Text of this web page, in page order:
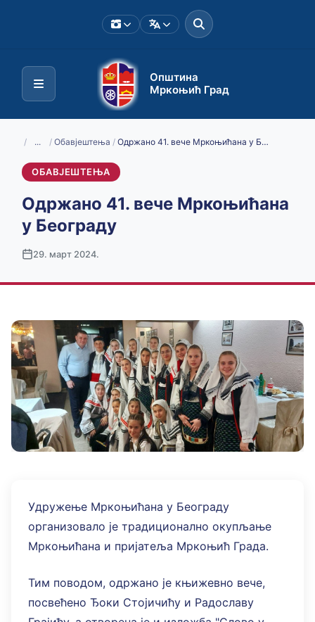
Општина
Мркоњић Град
/ ... / Обавјештења / Одржано 41. вече Мркоњићана у Бeограду
ОБАВЈЕШТЕЊА
Одржано 41. вече Мркоњићана
у Бeограду
29. март 2024.
Удружење Мркоњићана у Београду
организовало је традиционално окупљање
Мркоњићана и пријатеља Мркоњић Градa.
Тим поводом, одржано је књижевно вече,
посвећено Ђоки Стојичићу и Радославу